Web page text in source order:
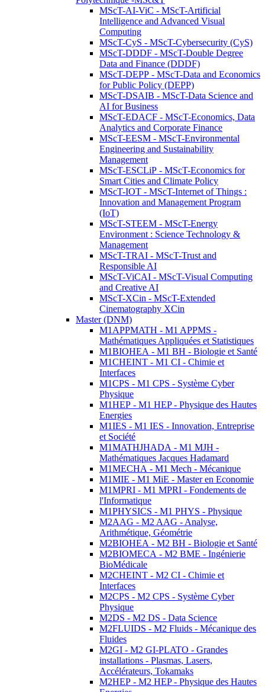
MScT-AI-ViC - MScT-Artificial
Intelligence and Advanced Visual
Computing
MScT-CyS - MScT-Cybersecurity (CyS)
MScT-DDDF - MScT-Double Degree
Data and Finance (DDDF)
MScT-DEPP - MScT-Data and Economics
for Public Policy (DEPP)
MScT-DSAIB - MScT-Data Science and
AI for Business
MScT-EDACF - MScT-Economics, Data
Analytics and Corporate Finance
MScT-EESM - MScT-Environmental
Engineering and Sustainability
Management
MScT-ESCLiP - MScT-Economics for
Smart Cities and Climate Policy
MScT-IOT - MScT-Internet of Things :
Innovation and Management Program
(IoT)
MScT-STEEM - MScT-Energy
Environment : Science Technology &
Management
MScT-TRAI - MScT-Trust and
Responsible AI
MScT-ViCAI - MScT-Visual Computing
and Creative AI
MScT-XCin - MScT-Extended
Cinematography XCin
Master (DNM)
M1APPMATH - M1 APPMS -
Mathématiques Appliquées et Statistiques
M1BIOHEA - M1 BH - Biologie et Santé
M1CHEINT - M1 CI - Chimie et
Interfaces
M1CPS - M1 CPS - Système Cyber
Physique
M1HEP - M1 HEP - Physique des Hautes
Energies
M1IES - M1 IES - Innovation, Entreprise
et Société
M1MATHJHADA - M1 MJH -
Mathématiques Jacques Hadamard
M1MECHA - M1 Mech - Mécanique
M1MIE - M1 MiE - Master en Economie
M1MPRI - M1 MPRI - Fondements de
l'Informatique
M1PHYSICS - M1 PHYS - Physique
M2AAG - M2 AAG - Analyse,
Arithmétique, Géométrie
M2BIOHEA - M2 BH - Biologie et Santé
M2BIOMECA - M2 BME - Ingénierie
BioMédicale
M2CHEINT - M2 CI - Chimie et
Interfaces
M2CPS - M2 CPS - Système Cyber
Physique
M2DS - M2 DS - Data Science
M2FLUIDS - M2 Fluids - Mécanique des
Fluides
M2GI - M2 GI-PLATO - Grandes
installations - Plasmas, Lasers,
Accélérateurs, Tokamaks
M2HEP - M2 HEP - Physique des Hautes